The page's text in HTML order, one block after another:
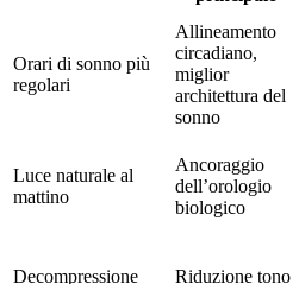
Orari di sonno più
regolari
Allineamento
circadiano,
miglior
architettura del
sonno
Luce naturale al
mattino
Ancoraggio
dell’orologio
biologico
Decompressione
Riduzione tono